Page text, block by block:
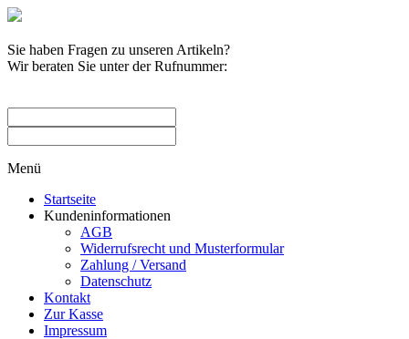
Sie haben Fragen zu unseren Artikeln?
Wir beraten Sie unter der Rufnummer:
Menü
Startseite
Kundeninformationen
AGB
Widerrufsrecht und Musterformular
Zahlung / Versand
Datenschutz
Kontakt
Zur Kasse
Impressum